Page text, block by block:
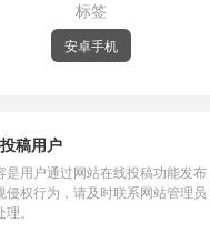
标签
安卓手机
投稿用户
是用户通过网站在线投稿功能发
侵权行为，请及时联系网站管理
。